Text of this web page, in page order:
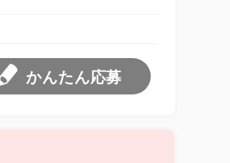
かんたん応募